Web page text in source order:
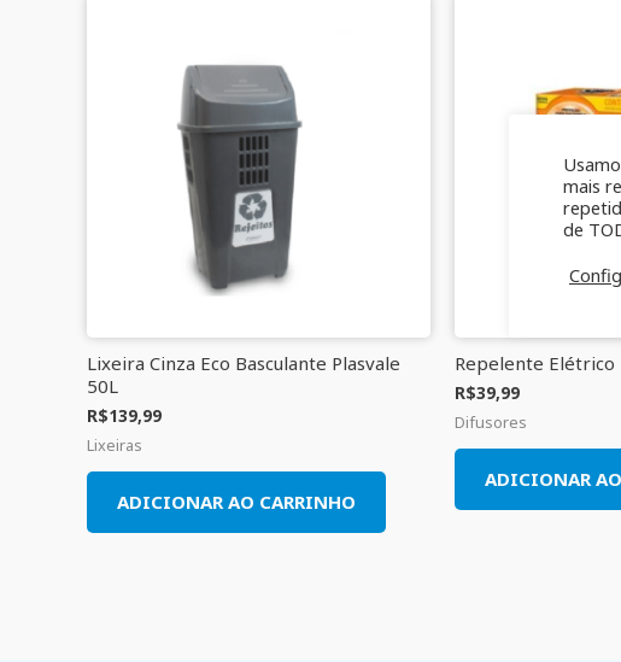
Lixeira Cinza Eco Basculante Plasvale
50L
R$139,99
Lixeiras
ADICIONAR AO CARRINHO
Repelente Elétrico
R$39,99
Difusores
ADICIONAR
mais
de